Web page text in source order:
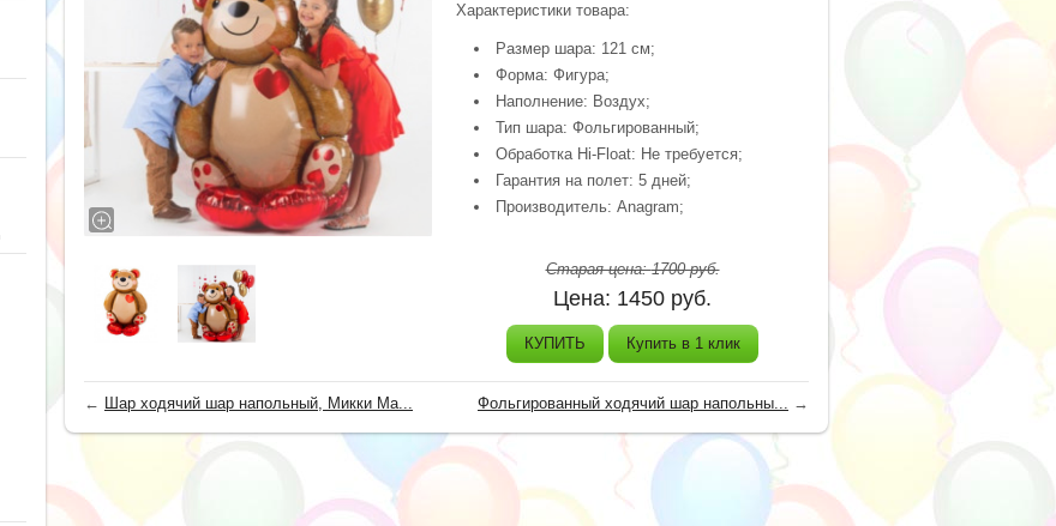
Характеристики товара:
Размер шара: 121 см;
Форма: Фигура;
Наполнение: Воздух;
Тип шара: Фольгированный;
Обработка Hi-Float: Не требуется;
Гарантия на полет: 5 дней;
Производитель: Anagram;
Старая цена:1700руб.
Цена: 1450 руб.
КУПИТЬ Купить в 1 клик
← Шар ходячий шар напольный, Микки Ма... Фольгированный ходячий шар напольны... →